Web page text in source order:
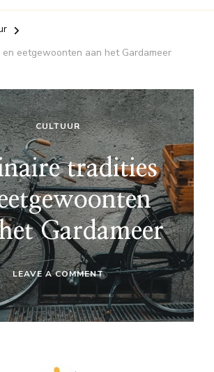
eetgewoonten aan het Gardameer
CULTUUR
tradities
Gardameer
LEAVE A COMMENTON
CULINAIRE
TRADITIES
EN
EETGEWOONTEN